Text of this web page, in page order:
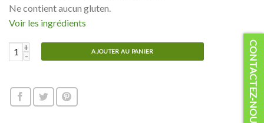
Ne contient aucun gluten.
Voir les ingrédients
quantité de Rillettes de canard et foie gras
AJOUTER AU PANIER CONTACTEZ-NOUS